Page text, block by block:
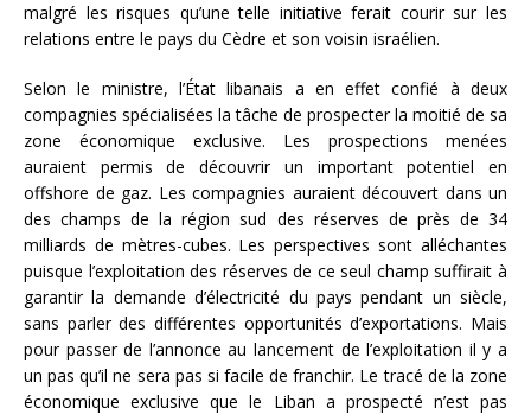
malgré les risques qu’une telle initiative ferait courir sur les
relations entre le pays du Cèdre et son voisin israélien.
Selon le ministre, l’État libanais a en effet confié à deux
compagnies spécialisées la tâche de prospecter la moitié de sa
zone économique exclusive. Les prospections menées
auraient permis de découvrir un important potentiel en
offshore de gaz. Les compagnies auraient découvert dans un
des champs de la région sud des réserves de près de 34
milliards de mètres-cubes. Les perspectives sont alléchantes
puisque l’exploitation des réserves de ce seul champ suffirait à
garantir la demande d’électricité du pays pendant un siècle,
sans parler des différentes opportunités d’exportations. Mais
pour passer de l’annonce au lancement de l’exploitation il y a
un pas qu’il ne sera pas si facile de franchir. Le tracé de la zone
économique exclusive que le Liban a prospecté n’est pas